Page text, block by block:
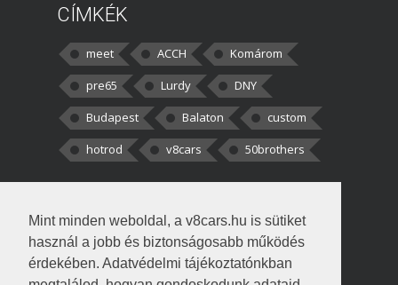
Mint minden weboldal, a v8cars.hu is sütiket
használ a jobb és biztonságosabb működés
érdekében. Adatvédelmi tájékoztatónkban
CÍMKÉK
meet ACCH
Komárom
pre65
Lurdy
DNY
Budapest
Balaton
custom
hotrod
v8cars 50brothers
kortisz:Elszúrtam! Én csak két
darabbaal számoltam. Nem tudtam, hogy fél autót,